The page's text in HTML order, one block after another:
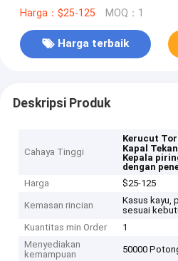
Harga：$25-125 MOQ：1
Harga terbaik
Deskripsi Produk
Cahaya Tinggi
Kerucut
Kapal
Kepala
dengan
Harga
$25-125
Kemasan rincian
Kasus kayu,
sesuai
Kuantitas min Order
1
Menyediakan
kemampuan
50000